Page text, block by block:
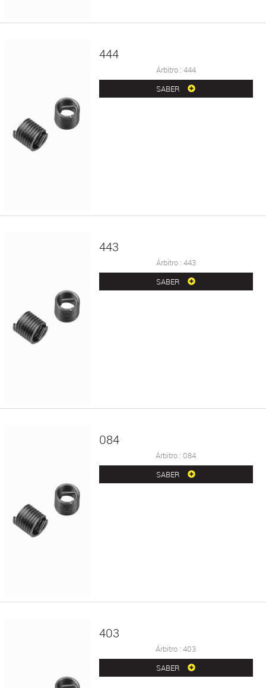
444
Árbitro : 444
SABER
443
Árbitro : 443
SABER
084
Árbitro : 084
SABER
403
Árbitro : 403
SABER